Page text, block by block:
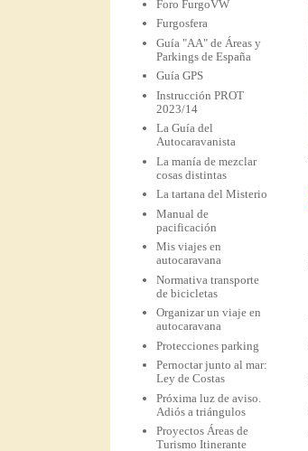
Foro FurgoVW
Furgosfera
Guía "AA" de Áreas y
Parkings de España
Guía GPS
Instrucción PROT
2023/14
La Guía del
Autocaravanista
La manía de mezclar
cosas distintas
La tartana del Misterio
Manual de
pacificación
Mis viajes en
autocaravana
Normativa transporte
de bicicletas
Organizar un viaje en
autocaravana
Protecciones parking
Pernoctar junto al mar:
Ley de Costas
Próxima luz de aviso.
Adiós a triángulos
Proyectos Áreas de
Turismo Itinerante